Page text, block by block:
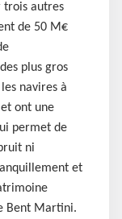
trois autres
de 50 M€
plus gros
navires à
et ont une
permet de
ni
et
Bent Martini.